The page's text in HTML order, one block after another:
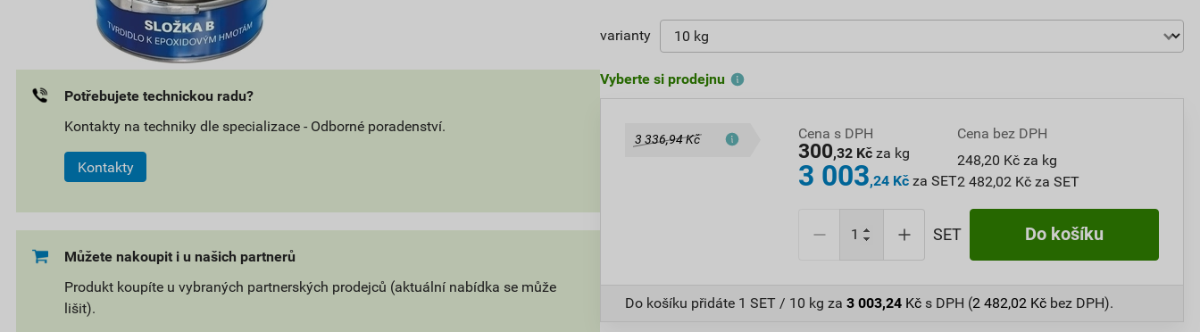
Potřebujete technickou radu?
Kontakty na techniky dle specializace - Odborné poradenství.
Kontakty
Můžete nakoupit i u našich partnerů
Produkt koupíte u vybraných partnerských prodejců (aktuální nabídka se může
lišit).
varianty
Vyberte si prodejnu
3 336,94 Kč Cena s DPH
300,32 Kč za kg
3 003,24 Kč za SET
Cena bez DPH
248,20 Kč za kg
2 482,02 Kč za SET
SET Do košíku
Do košíku přidáte 1 SET / 10 kg za 3 003,24 Kč s DPH (2 482,02 Kč bez DPH).